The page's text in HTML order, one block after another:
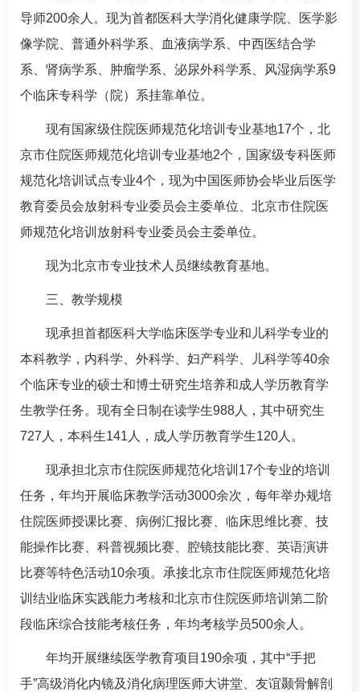
导师200余人。现为首都医科大学消化健康学院、医学影
像学院、普通外科学系、血液病学系、中西医结合学
系、肾病学系、肿瘤学系、 泌尿外科学系、风湿病学系9
个临床专科学（院）系挂靠单位。
现有国家级住院医师规范化培训专业基地17个，北
京市住院医师规范化培训专业基地2个，国家级专科医师
规范化培训试点专业4个，现为中国医师协会毕业后医学
教育委员会放射科专业委员会主委单位、北京市住院医
师规范化培训 放射科专业委员会主委单位。
现为北京市专业技术人员继续教育基地。
三、教学规模
现承担首都医科大学临床医学专业和 儿科学专业的
本科教学，内科学、外科学、 妇产科学、 儿科学等40余
个临床专业的硕士和博士研究生培养和成人学历教育学
生教学任务。现有全日制在读学生988人，其中研究生
727人，本科生141人，成人学历教育学生120人。
现承担北京市住院医师规范化培训17个专业的培训
任务，年均开展临床教学活动3000余次，每年举办规培
住院医师授课比赛、病例汇报比赛、临床思维比赛、技
能操作比赛、科普视频比赛、腔镜技能比赛、英语演讲
比赛等特色活动10余项。承接北京市住院医师规范化培
训结业临床实践能力考核和北京市住院医师培训第二阶
段临床综合技能考核任务，年均考核学员500余人。
年均开展继续医学教育项目190余项，其中“手把
手”高级消化内镜及消化病理医师大讲堂、友谊颞骨解剖